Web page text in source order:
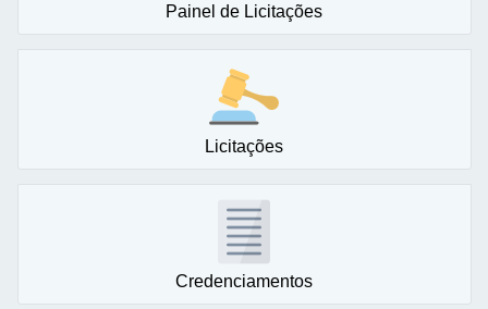
Painel de Licitações
Licitações
Credenciamentos